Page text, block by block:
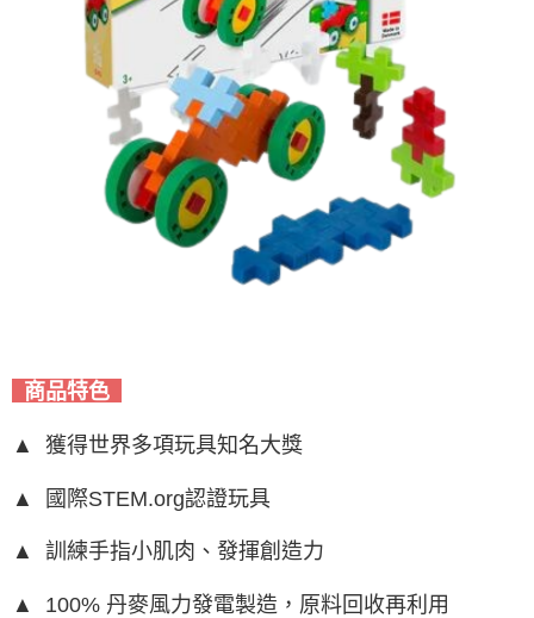
商品特色
▲ 獲得世界多項玩具知名大獎
▲ 國際STEM.org認證玩具
▲ 訓練手指小肌肉、發揮創造力
▲ 100% 丹麥風力發電製造，原料回收再利用